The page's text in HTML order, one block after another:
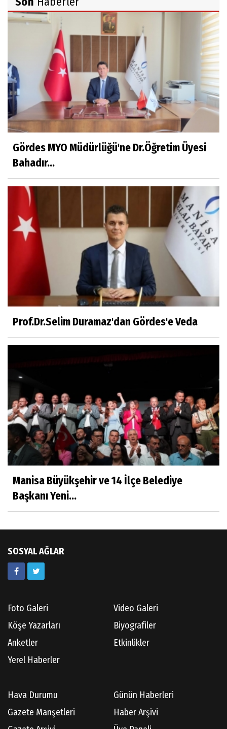
Ahmet İNCE
Beyaz Gömlekli Adam!
Prof.Dr.Ayşe İLKER
Adı Sanı Olmak
Eylül SEYHAN
Gezerken Zamanın Kollarındaki Ruhuma
Rastlamak
Kahramanlar
Prof.Dr.Süleyman Sami İLKER
Mühendislerin de Sanat Ruhu Olmalı
Dr.Fatih KESKİN
Millî Edebiyat, Millî Şuur, Millî Takım
Sıracettin ÇELİK
Çalıkuşu
Dr.Tuğçe Yıldırım
Aşı: Toplum Sağlığının Görünmez Kalkanı
Hatice CAVULDAK
Av.Ahmet ÖZDEMİR
Doç.Dr.İbrahim KOÇ
Hisarcıların Son Şairini Uğurlarken
Gördes MYO Müdürlüğü'ne Dr.Öğretim Üyesi
Bahadır...
Prof.Dr.Selim Duramaz'dan Gördes'e Veda
Manisa Büyükşehir ve 14 İlçe Belediye
Başkanı Yeni...
SOSYAL AĞLAR
Foto Galeri
Video Galeri
Köşe Yazarları
Biyografiler
Anketler
Etkinlikler
Yerel Haberler
Hava Durumu
Günün Haberleri
Gazete Manşetleri
Haber Arşivi